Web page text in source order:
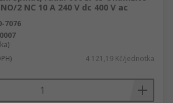
2 NC 10 A 240 V dc 400 V ac
7076
4 121,19 Kč/jednotka